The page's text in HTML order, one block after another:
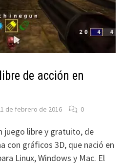
de acción en
de febrero de 2016 0
juego libre y gratuito, de
con gráficos 3D, que nació en
Linux, Windows y Mac. El